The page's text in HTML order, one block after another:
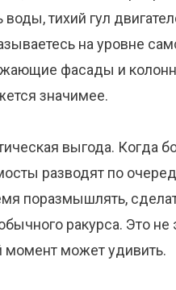
воды, тихий гул
на уровне
фасады и
значимее.
выгода. Когда
разводят по
поразмышлять,
ракурса. Это
момент может удивить.